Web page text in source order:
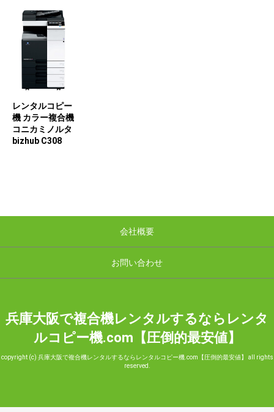
レンタルコピー
機 カラー複合機
コニカミノルタ
bizhub C308
会社概要
お問い合わせ
兵庫大阪で複合機レンタルするならレンタ
ルコピー機.com【圧倒的最安値】
copyright (c) 兵庫大阪で複合機レンタルするならレンタルコピー機.com【圧倒的最安値】 all rights
reserved.